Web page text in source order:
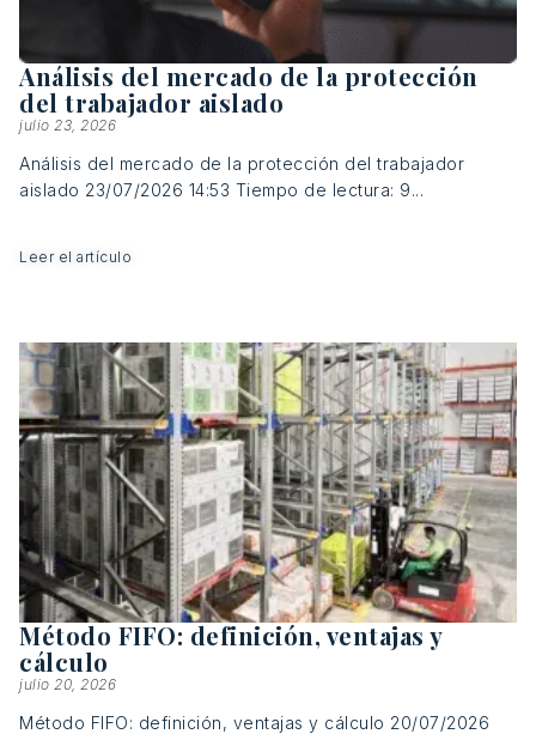
Análisis del mercado de la protección
del trabajador aislado
julio 23, 2026
Análisis del mercado de la protección del trabajador
aislado 23/07/2026 14:53 Tiempo de lectura: 9...
Leer el artículo
Método FIFO: definición, ventajas y
cálculo
julio 20, 2026
Método FIFO: definición, ventajas y cálculo 20/07/2026